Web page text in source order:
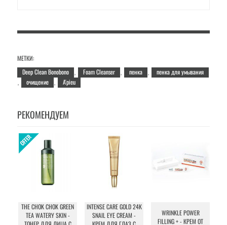
МЕТКИ:
Deep Clean Bonobono
Foam Cleanser пенка пенка для умывания
очищение A'pieu
РЕКОМЕНДУЕМ
THE CHOK CHOK GREEN
TEA WATERY SKIN -
INTENSE CARE GOLD 24K
SNAIL EYE CREAM -
WRINKLE POWER
FILLING + - КРЕМ ОТ